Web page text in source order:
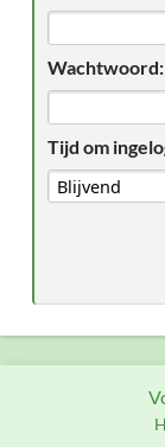
Wachtwoord:
Tijd om